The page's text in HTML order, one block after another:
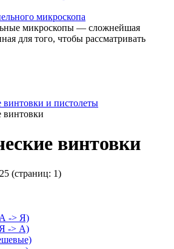
микроскопа
микроскопы — сложнейшая
для того, чтобы рассматривать
винтовки и пистолеты
винтовки
винтовки
(страниц: 1)
-> Я)
-> А)